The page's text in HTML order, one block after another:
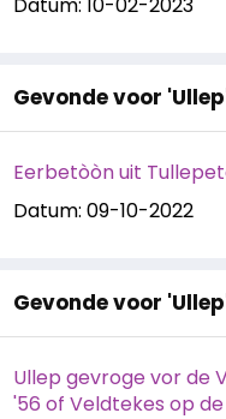
Gevonde voor
Eerbetòòn uit
Datum: 09-10-2022
Gevonde voor
Ullep gevroge vor de
'56 of Veldtekes op